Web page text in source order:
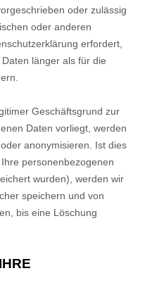
oder zulässig
oder anderen
erfordert,
länger als für die
Geschäftsgrund zur
Daten vorliegt, werden
anonymisieren. Ist dies
personenbezogenen
wurden), werden wir
speichern und von
bis eine Löschung